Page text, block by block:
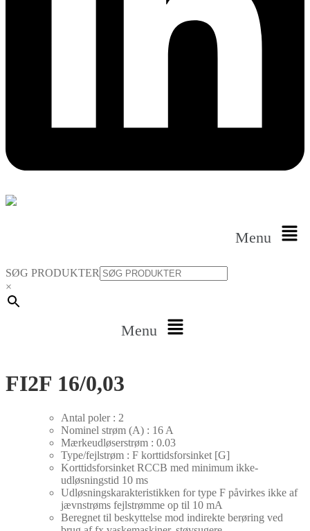
Menu
SØG PRODUKTER
×
Menu
FI2F 16/0,03
Antal poler : 2
Nominel strøm (A) : 16 A
Mærkeudløserstrøm : 0.03
Type/fejlstrøm : F korttidsforsinket [G]
Korttidsforsinket RCCB med minimum ikke-
udløsningstid 10 ms
Udløsningskarakteristikken for type F påvirkes ikke af
jævnstrøms fejlstrømme op til 10 mA
Beregnet til beskyttelse mod indirekte berøring ved